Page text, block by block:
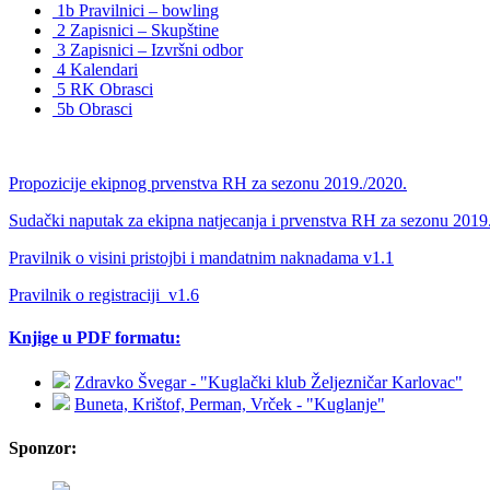
1b Pravilnici – bowling
2 Zapisnici – Skupštine
3 Zapisnici – Izvršni odbor
4 Kalendari
5 RK Obrasci
5b Obrasci
Propozicije ekipnog prvenstva RH za sezonu 2019./2020.
Sudački naputak za ekipna natjecanja i prvenstva RH za sezonu
Pravilnik o visini pristojbi i mandatnim naknadama v1.1
Pravilnik o registraciji_v1.6
Knjige u PDF formatu:
Zdravko Švegar - "Kuglački klub Željezničar Karlovac"
Buneta, Krištof, Perman, Vrček - "Kuglanje"
Sponzor: